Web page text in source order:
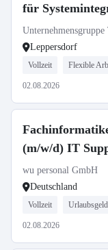
für
Leppersdorf
Vollzeit Flexible
02.08.2026
(m/w/d) IT
wu personal GmbH
Deutschland
Vollzeit Urlaubsgeld
02.08.2026